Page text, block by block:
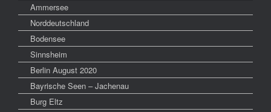
Ammersee
Norddeutschland
Bodensee
Sinnsheim
Berlin August 2020
Bayrische Seen – Jachenau
Burg Eltz